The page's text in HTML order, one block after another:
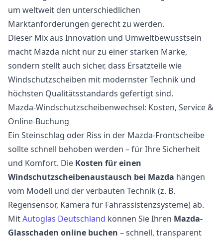
um weltweit den unterschiedlichen
Marktanforderungen gerecht zu werden.
Dieser Mix aus Innovation und Umweltbewusstsein
macht Mazda nicht nur zu einer starken Marke,
sondern stellt auch sicher, dass Ersatzteile wie
Windschutzscheiben mit modernster Technik und
höchsten Qualitätsstandards gefertigt sind.
Mazda-Windschutzscheibenwechsel: Kosten, Service &
Online-Buchung
Ein Steinschlag oder Riss in der Mazda-Frontscheibe
sollte schnell behoben werden – für Ihre Sicherheit
und Komfort. Die Kosten für einen
Windschutzscheibenaustausch bei Mazda hängen
vom Modell und der verbauten Technik (z. B.
Regensensor, Kamera für Fahrassistenzsysteme) ab.
MitAutoglas Deutschland können Sie Ihren Mazda-
Glasschaden online buchen – schnell, transparent